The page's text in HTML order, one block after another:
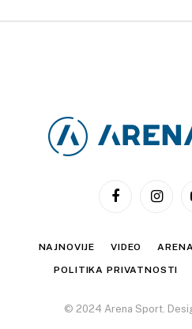
Facebook
NAJNOVIJE VIDEO
POLITIKA PRIVATNOSTI
© 2024 Arena Sport.